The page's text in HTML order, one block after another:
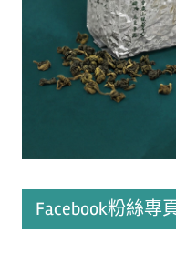
Facebook粉絲專